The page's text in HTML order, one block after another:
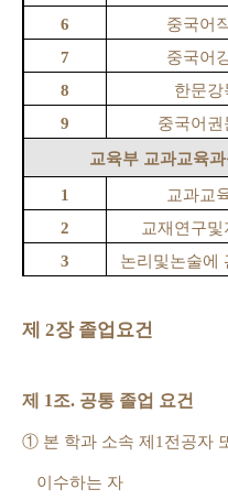
6
중국어
7
중국어
8
한문강
9
중국어권
교육부 교과교육
1 교과교
2
교재연구및
3
논리및논술에
제 2장 졸업요건
제 1조. 공통 졸업 요건
① 본 학과 소속 제 1 전공자
이수하는 자